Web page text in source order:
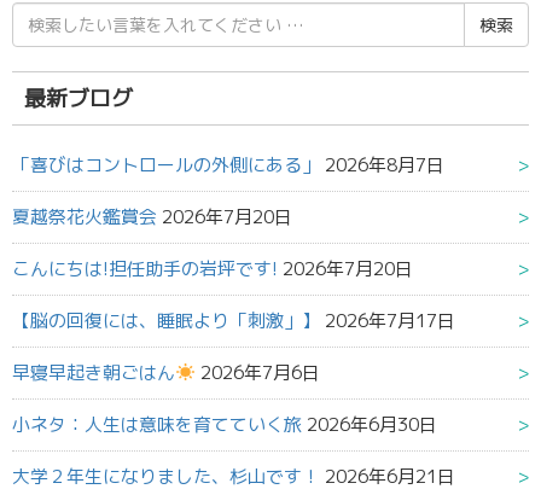
検
索
結
果:
最新ブログ
「喜びはコントロールの外側にある」 2026年8月7日
夏越祭花火鑑賞会 2026年7月20日
こんにちは!担任助手の岩坪です! 2026年7月20日
【脳の回復には、睡眠より「刺激」】 2026年7月17日
早寝早起き朝ごはん 2026年7月6日
小ネタ：人生は意味を育てていく旅 2026年6月30日
大学２年生になりました、杉山です！ 2026年6月21日